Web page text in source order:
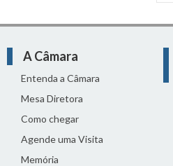
A Câmara
Entenda a Câmara
Mesa Diretora
Como chegar
Agende uma Visita
Memória